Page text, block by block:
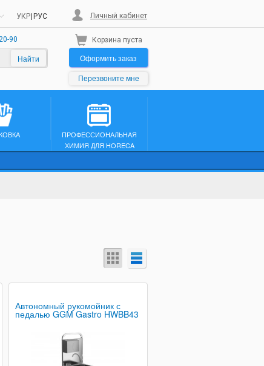
РУС
УКР Личный кабинет
90
Найти
Корзина пуста
Оформить заказ
Перезвоните мне
ПРОФЕССИОНАЛЬНАЯ
ХИМИЯ ДЛЯ HORECA
Автономный рукомойник с
педалью GGM Gastro HWBB43